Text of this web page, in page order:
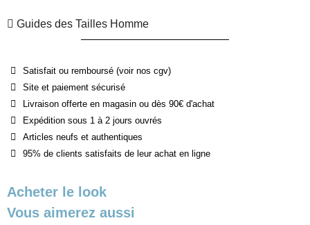
Guides des Tailles Homme
Satisfait ou remboursé (voir nos cgv)
Site et paiement sécurisé
Livraison offerte en magasin ou dès 90€ d'achat
Expédition sous 1 à 2 jours ouvrés
Articles neufs et authentiques
95% de clients satisfaits de leur achat en ligne
Acheter le look
Vous aimerez aussi